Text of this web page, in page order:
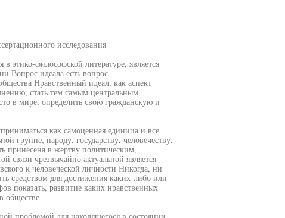
исследования
этико-философской литературе, является
Вопрос идеала есть вопрос
Нравственный идеал, как аспект
стать тем самым центральным
в мире, определить свою гражданскую и
как самоценная единица и все
группе, народу, государству, человечеству,
принесена в жертву политическим,
связи чрезвычайно актуальной является
к человеческой личности Никогда, ни
средством для достижения каких-либо или
показать, развитие каких нравственных
обществе